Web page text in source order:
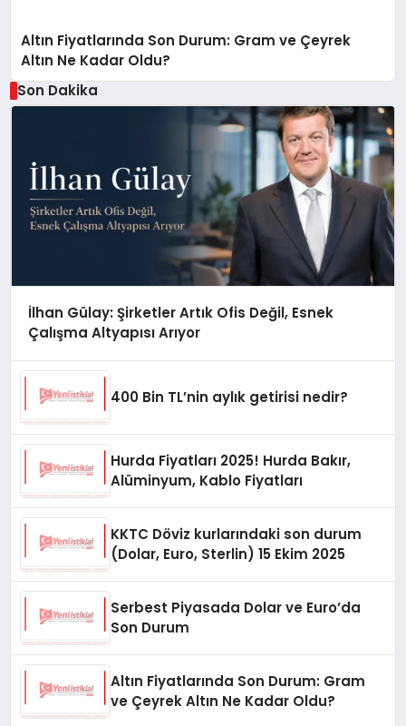
Altın Fiyatlarında Son Durum: Gram ve Çeyrek
Altın Ne Kadar Oldu?
Son Dakika
İlhan Gülay: Şirketler Artık Ofis Değil, Esnek
Çalışma Altyapısı Arıyor
400 Bin TL’nin aylık getirisi nedir?
Hurda Fiyatları 2025! Hurda Bakır,
Alüminyum, Kablo Fiyatları
KKTC Döviz kurlarındaki son durum
(Dolar, Euro, Sterlin) 15 Ekim 2025
Serbest Piyasada Dolar ve Euro’da
Son Durum
Altın Fiyatlarında Son Durum: Gram
ve Çeyrek Altın Ne Kadar Oldu?